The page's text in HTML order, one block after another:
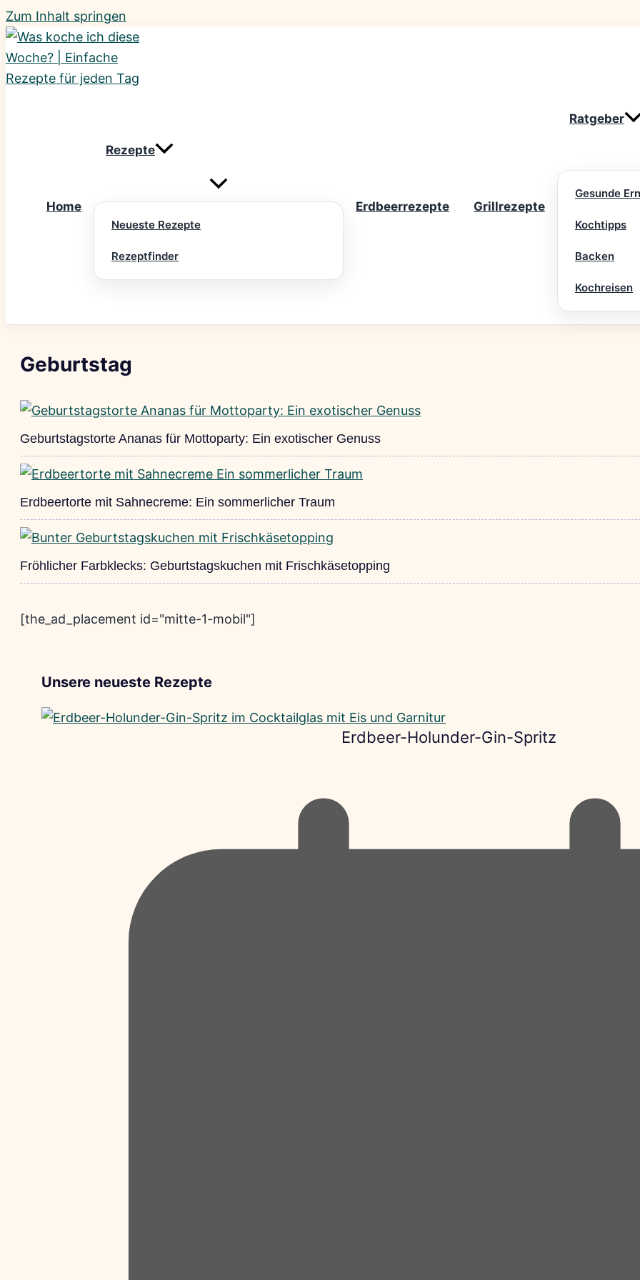
Zum Inhalt springen
Home
Rezepte
Neueste Rezepte
Rezeptfinder
Erdbeerrezepte Grillrezepte
Ratgeber
Gesunde
Kochtipps
Backen
Kochreisen
Geburtstag
Geburtstagstorte Ananas für Mottoparty: Ein exotischer Genuss
Erdbeertorte mit Sahnecreme: Ein sommerlicher Traum
Fröhlicher Farbklecks: Geburtstagskuchen mit Frischkäsetopping
[the_ad_placement id="mitte-1-mobil"]
Unsere neueste Rezepte
Erdbeer-Holunder-Gin-Spritz